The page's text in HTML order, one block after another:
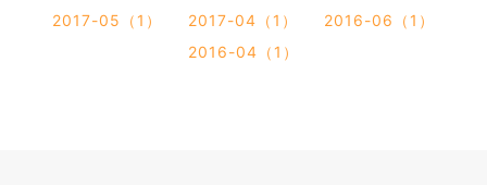
2017-05（1）
2017-04（1）
2016-06（1）
2016-04（1）